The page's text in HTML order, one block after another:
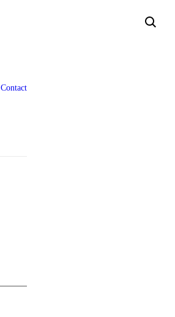
Contact